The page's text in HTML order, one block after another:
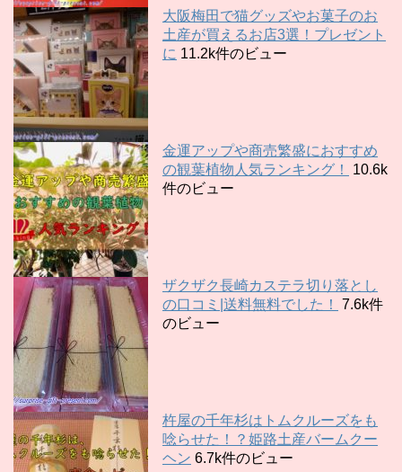
大阪梅田で猫グッズやお菓子のお
土産が買えるお店3選！プレゼント
に 11.2k件のビュー
金運アップや商売繁盛におすすめ
の観葉植物人気ランキング！
10.6k
件のビュー
ザクザク長崎カステラ切り落とし
の口コミ|送料無料でした！
7.6k件
のビュー
杵屋の千年杉はトムクルーズをも
唸らせた！？姫路土産バームクー
ヘン 6.7k件のビュー